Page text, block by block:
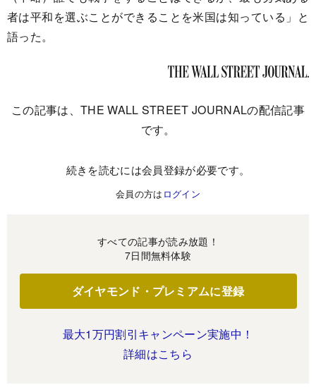
者は平和を選ぶことができることを米国は知っている」と
語った。
この記事は、THE WALL STREET JOURNALの配信記事
です。
続きを読むには会員登録が必要です。
会員の方は ログイン
すべての記事が読み放題！
7日間無料体験
ダイヤモンド・プレミアムに登録
最大1万円割引キャンペーン実施中！
詳細はこちら